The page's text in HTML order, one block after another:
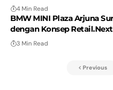
4 Min Read
BMW MINI Plaza Arjuna
dengan Konsep Retail.Next
3 Min Read
Previous